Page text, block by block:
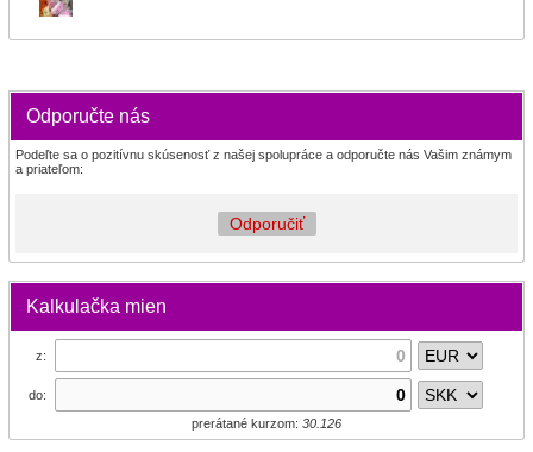
Odporučte nás
Podeľte sa o pozitívnu skúsenosť z našej spolupráce a odporučte nás Vašim známym
a priateľom:
Odporučiť
Kalkulačka mien
z:
do:
prerátané kurzom: 30.126